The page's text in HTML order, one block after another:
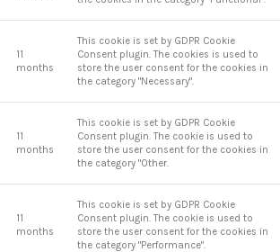
11
months
This cookie is set by GDPR Cookie
Consent plugin. The cookies is used to
store the user consent for the cookies in
the category "Necessary".
11
months
This cookie is set by GDPR Cookie
Consent plugin. The cookie is used to
store the user consent for the cookies in
the category "Other.
11
months
This cookie is set by GDPR Cookie
Consent plugin. The cookie is used to
store the user consent for the cookies in
the category "Performance".